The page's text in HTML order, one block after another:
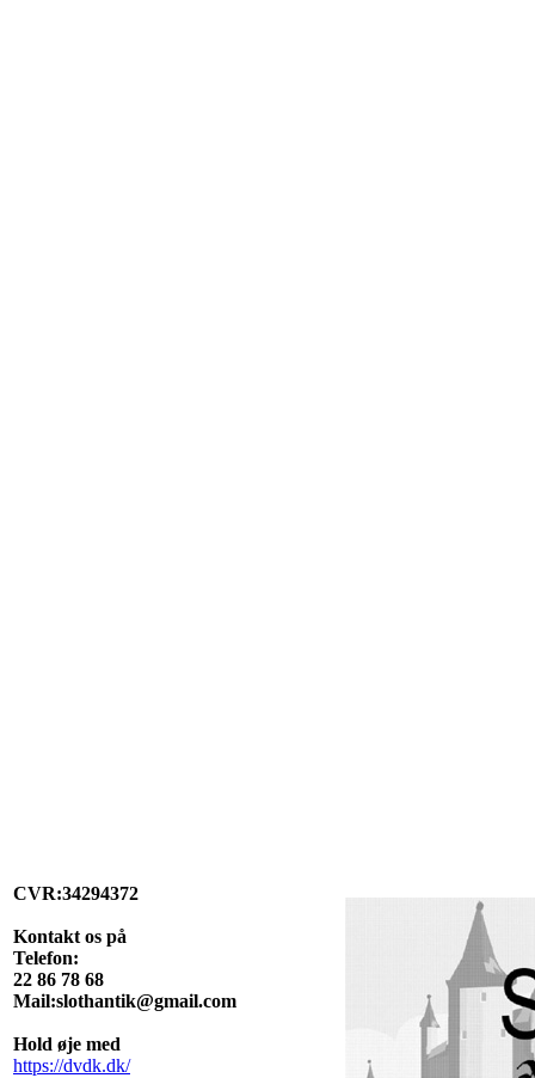
CVR:34294372
Kontakt os på
Telefon:
22 86 78 68
Mail:slothantik@gmail.com
Hold øje med
https://dvdk.dk/